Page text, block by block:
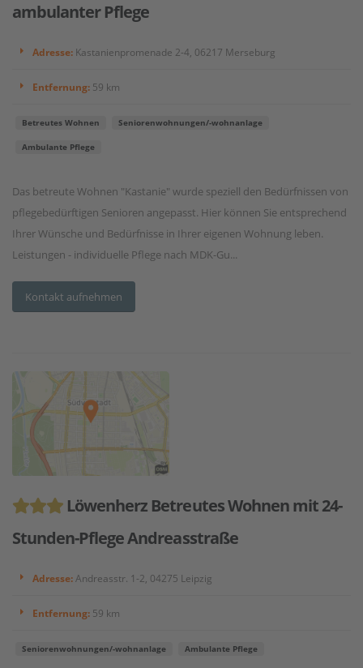
ambulanter Pflege
Adresse: Kastanienpromenade 2-4, 06217 Merseburg
Entfernung: 59 km
Betreutes Wohnen Seniorenwohnungen/-wohnanlage
Ambulante Pflege
Das betreute Wohnen "Kastanie" wurde speziell den Bedürfnissen von
pflegebedürftigen Senioren angepasst. Hier können Sie entsprechend
Ihrer Wünsche und Bedürfnisse in Ihrer eigenen Wohnung leben.
Leistungen - individuelle Pflege nach MDK-Gu...
Kontakt aufnehmen
Löwenherz Betreutes Wohnen mit 24-
Stunden-Pflege Andreasstraße
Adresse: Andreasstr. 1-2, 04275 Leipzig
Entfernung: 59 km
Seniorenwohnungen/-wohnanlage Ambulante Pflege